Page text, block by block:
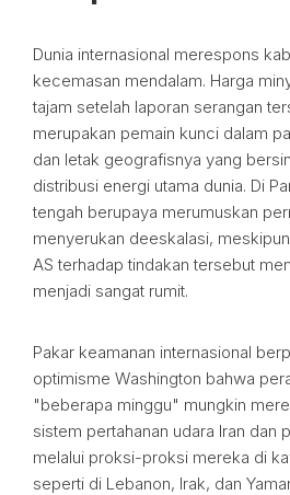
Dunia internasional merespons
kecemasan mendalam. Harga
tajam setelah laporan serangan
merupakan pemain kunci dalam
dan letak geografisnya yang
distribusi energi utama dunia. Di
tengah berupaya merumuskan
menyerukan deeskalasi,
AS terhadap tindakan tersebut
menjadi sangat rumit.
Pakar keamanan internasional
optimisme Washington bahwa
"beberapa minggu" mungkin
sistem pertahanan udara Iran dan
melalui proksi-proksi mereka di
seperti di Lebanon, Irak, dan